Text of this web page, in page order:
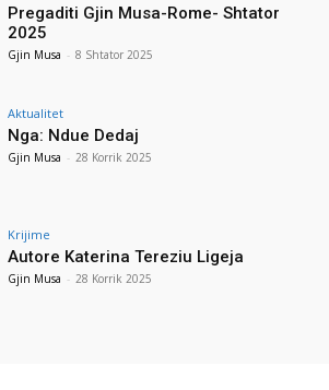
Pregaditi Gjin Musa-Rome- Shtator
2025
Gjin Musa - 8 Shtator 2025
Aktualitet
Nga: Ndue Dedaj
Gjin Musa - 28 Korrik 2025
Krijime
Autore Katerina Tereziu Ligeja
Gjin Musa - 28 Korrik 2025